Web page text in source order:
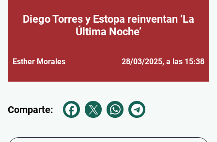
Diego Torres y Estopa reinventan ‘La
Última Noche’
Esther Morales 28/03/2025, a las 15:38
Comparte: